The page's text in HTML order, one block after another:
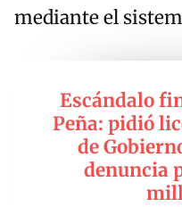
mediante el
Escándalo
Peña: pidió
de
denuncia